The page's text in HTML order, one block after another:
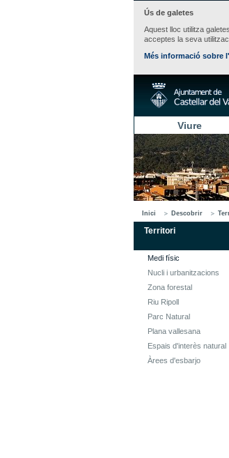
Ús de galetes
Aquest lloc utilitza
acceptes la seva
Més informació sobre
Viure
Inici Descobrir
Territori
Medi físic
Nucli i urbanitzacions
Zona forestal
Riu Ripoll
Parc Natural
Plana vallesana
Espais d'interès natural
Àrees d'esbarjo